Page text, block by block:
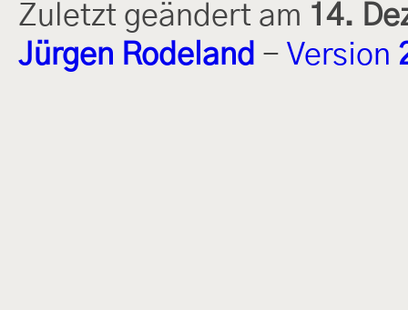
Zuletzt geändert am 14.
Jürgen Rodeland - Version